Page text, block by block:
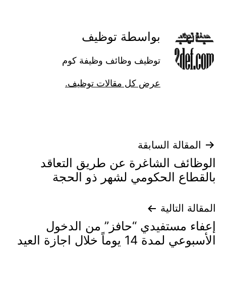
بواسطة توظيف
توظيف وظائف وظيفة كوم
عرض كل مقالات توظيف.
تصفّح
المقالات
المقالة السابقة
الوظائف الشاغرة عن طريق التعاقد
بالقطاع الحكومي لشهر ذو الحجة
المقالة التالية
إعفاء مستفيدي “حافز” من الدخول
الأسبوعي لمدة 14 يوماً خلال اجازة العيد